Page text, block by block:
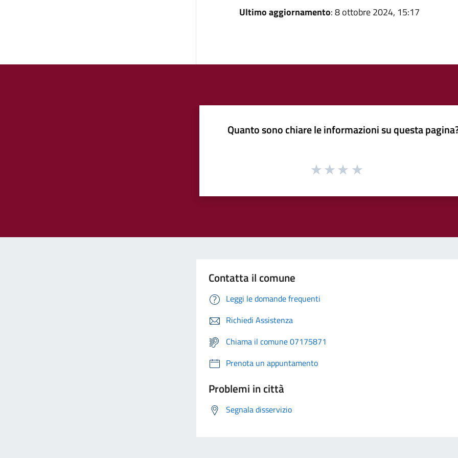
Ultimo aggiornamento: 8 ottobre 2024, 15:17
Quanto sono chiare le informazioni su questa
Contatta il comune
Leggi le domande frequenti
Richiedi Assistenza
Chiama il comune 07175871
Prenota un appuntamento
Problemi in città
Segnala disservizio